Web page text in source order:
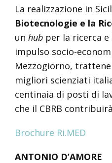
La realizzazione in
Biotecnologie e la
un hub per la ricerca
impulso socio-
Mezzogiorno,
migliori scienziati
centinaia di posti di
che il CBRB
Brochure Ri.MED
ANTONIO D’AMORE